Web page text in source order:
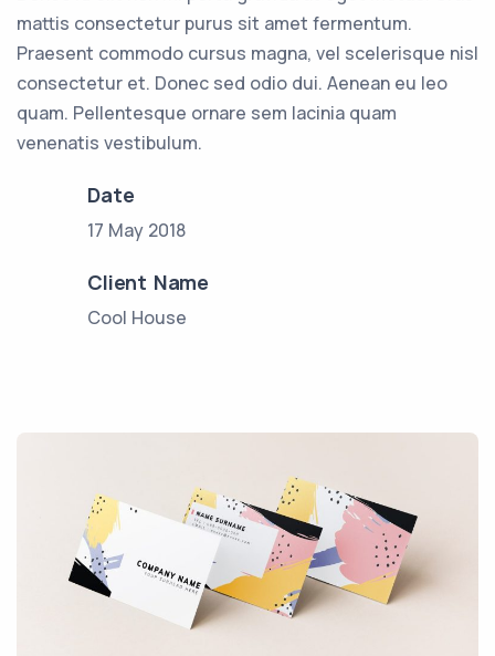
mattis consectetur purus sit amet fermentum.
Praesent commodo cursus magna, vel scelerisque nisl
consectetur et. Donec sed odio dui. Aenean eu leo
quam. Pellentesque ornare sem lacinia quam
venenatis vestibulum.
Date
17 May 2018
Client Name
Cool House